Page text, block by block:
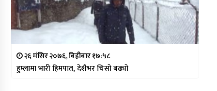
२६ मंसिर २०७६, बिहीबार १७:५८
हुम्लामा भारी हिमपात, देशैभर चिसो बढ्यो